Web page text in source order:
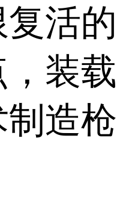
活的
装载
造枪